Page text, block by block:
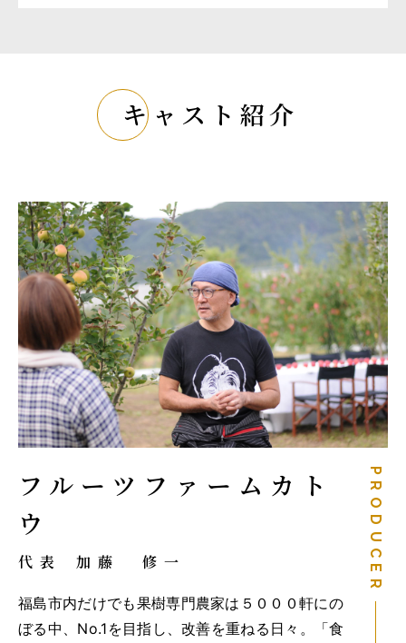
キャスト紹介
PRODUCER
フルーツファームカト
ウ
代表 加藤 修一
福島市内だけでも果樹専門農家は５０００軒にの
ぼる中、No.1を目指し、改善を重ねる日々。「食